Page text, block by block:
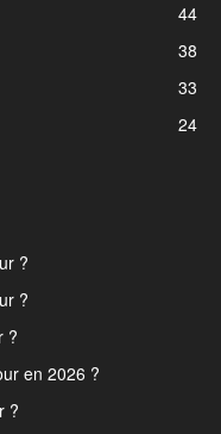
44
38
33
24
?
?
?
en 2026 ?
?